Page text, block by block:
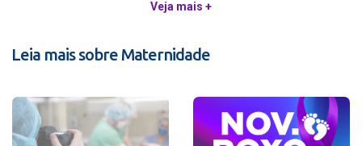
Veja mais +
Leia mais sobre Maternidade